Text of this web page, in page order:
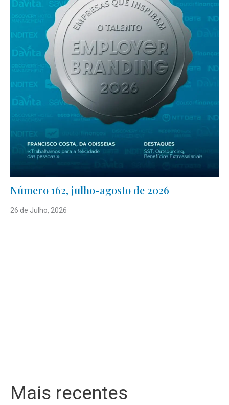
Número 162, julho-agosto de 2026
26 de Julho, 2026
Mais recentes